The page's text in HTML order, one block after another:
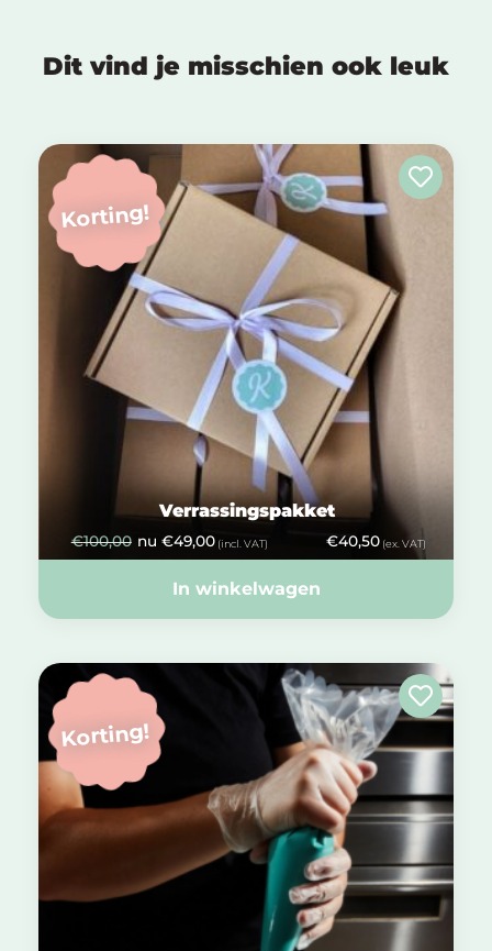
Dit vind je misschien ook leuk
Korting!
Verrassingspakket
€100,00 nu €49,00(incl. VAT) €40,50 (ex. VAT)
In winkelwagen
Korting!